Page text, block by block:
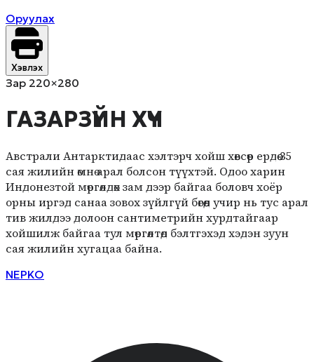
Оруулах
Хэвлэх
Зар 220×280
ГАЗАРЗҮЙН ХҮЧ
Австрали Антарктидаас хэлтэрч хойш хөвсөөр ердөө 35
сая жилийн өмнө арал болсон түүхтэй. Одоо харин
Индонезтой мөргөлдөх зам дээр байгаа боловч хоёр
орны иргэд санаа зовох зүйлгүй бөгөөд учир нь тус арал
тив жилдээ долоон сантиметрийн хурдтайгаар
хойшилж байгаа тул мөргөлтөд бэлтгэхэд хэдэн зуун
сая жилийн хугацаа байна.
NEPKO